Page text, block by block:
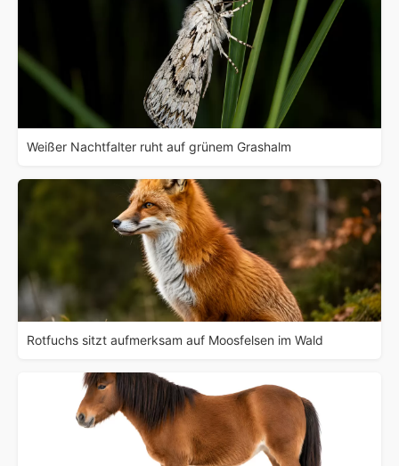
Weißer Nachtfalter ruht auf grünem Grashalm
Rotfuchs sitzt aufmerksam auf Moosfelsen im Wald